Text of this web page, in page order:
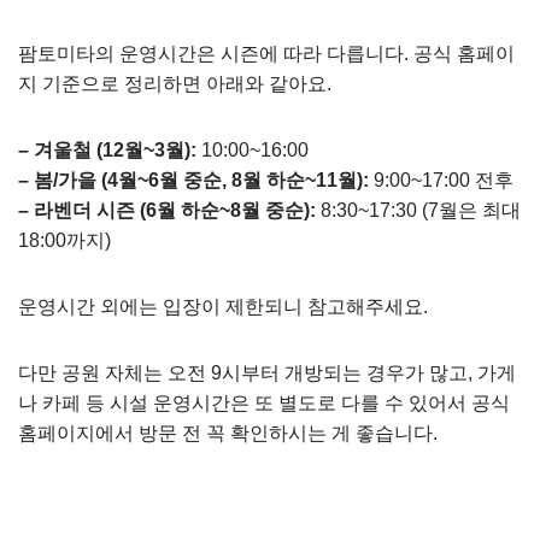
팜토미타의 운영시간은 시즌에 따라 다릅니다. 공식 홈페이
지 기준으로 정리하면 아래와 같아요.
– 겨울철 (12월~3월): 10:00~16:00
– 봄/가을 (4월~6월 중순, 8월 하순~11월): 9:00~17:00 전후
– 라벤더 시즌 (6월 하순~8월 중순): 8:30~17:30 (7월은 최대
18:00까지)
운영시간 외에는 입장이 제한되니 참고해주세요.
다만 공원 자체는 오전 9시부터 개방되는 경우가 많고, 가게
나 카페 등 시설 운영시간은 또 별도로 다를 수 있어서 공식
홈페이지에서 방문 전 꼭 확인하시는 게 좋습니다.